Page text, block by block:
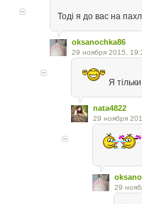
Тоді я до вас на
oksanochka86
29 ноября 2015,
Я
nata4822
29 ноября
29